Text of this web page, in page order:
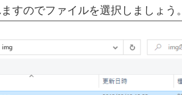
すのでファイルを選択しましょう。